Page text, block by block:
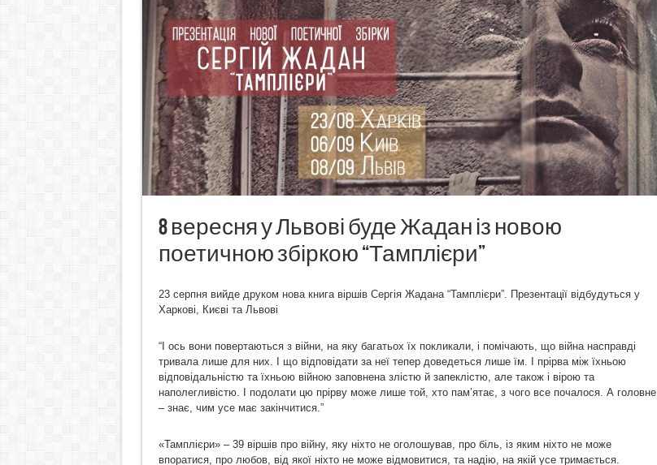
8 вересня у Львові буде Жадан із новою
поетичною збіркою “Тамплієри”
23 серпня вийде друком нова книга віршів Сергія Жадана “Тамплієри”. Презентації відбудуться у
Харкові, Києві та Львові
“І ось вони повертаються з війни, на яку багатьох їх покликали, і помічають, що війна насправді
тривала лише для них. І що відповідати за неї тепер доведеться лише їм. І прірва між їхньою
відповідальністю та їхньою війною заповнена злістю й запеклістю, але також і вірою та
наполегливістю. І подолати цю прірву може лише той, хто пам’ятає, з чого все почалося. А головне
– знає, чим усе має закінчитися.”
«Тамплієри» – 39 віршів про війну, яку ніхто не оголошував, про біль, із яким ніхто не може
впоратися, про любов, від якої ніхто не може відмовитися, та надію, на якій усе тримається.